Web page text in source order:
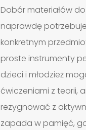
Dobór materiałów
naprawdę
konkretnym
proste instrumenty
dzieci i młodzież
ćwiczeniami z teorii,
rezygnować z
zapada w pamięć,